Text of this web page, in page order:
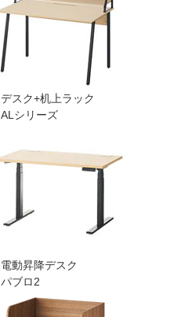
デスク+机上ラック
ALシリーズ
電動昇降デスク
パブロ2